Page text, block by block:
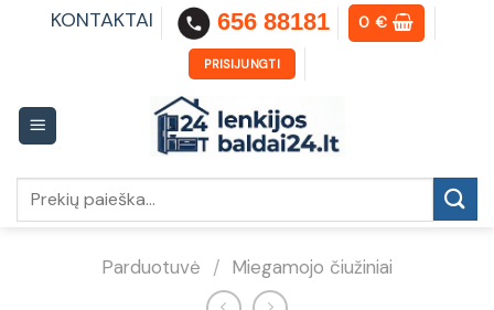
KONTAKTAI 656 88181 0€
PRISIJUNGTI
Parduotuvė / Miegamojo čiužiniai